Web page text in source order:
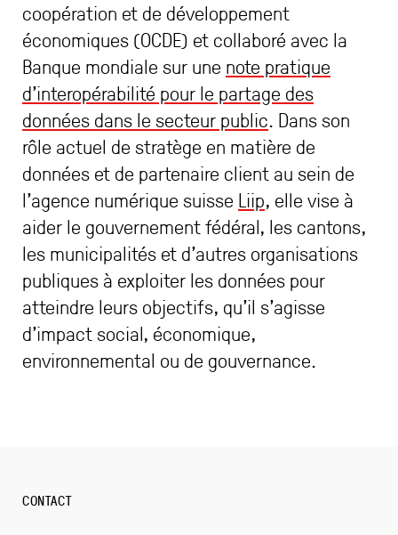
coopération et de développement
économiques (OCDE) et collaboré avec la
Banque mondiale sur une note pratique
d’interopérabilité pour le partage des
données dans le secteur public. Dans son
rôle actuel de stratège en matière de
données et de partenaire client au sein de
l’agence numérique suisse Liip, elle vise à
aider le gouvernement fédéral, les cantons,
les municipalités et d’autres organisations
publiques à exploiter les données pour
atteindre leurs objectifs, qu’il s’agisse
d’impact social, économique,
environnemental ou de gouvernance.
CONTACT